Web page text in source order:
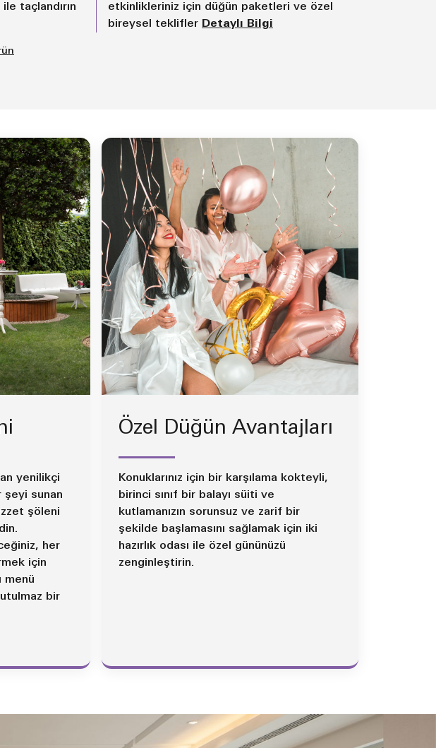
taçlandırın
etkinlikleriniz için düğün paketleri ve özel
bireysel teklifler Detaylı Bilgi
yenilikçi
şeyi sunan
şöleni
her
için
menü
bir
Özel Düğün Avantajları
Konuklarınız için bir karşılama kokteyli,
birinci sınıf bir balayı süiti ve
kutlamanızın sorunsuz ve zarif bir
şekilde başlamasını sağlamak için iki
hazırlık odası ile özel gününüzü
zenginleştirin.